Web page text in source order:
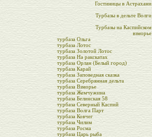
Гостиницы в Астрахани
Турбазы в дельте Волги
Турбазы на Каспийском
взморье
турбаза Ольга
турбаза Лотос
турбаза Золотой Лотос
турбаза На ракскатах
турбаза Орлан (Белый город)
турбаза Карай
турбаза Заповедная сказка
турбаза Серебрянная дельта
турбаза Взморье
турбаза Жемчужина
турбаза Белинская 58
турбаза Северный Каспий
турбаза Волга Парт
турбаза Ковчег
турбаза Чилим
турбаза Росма
турбаза Царь рыба